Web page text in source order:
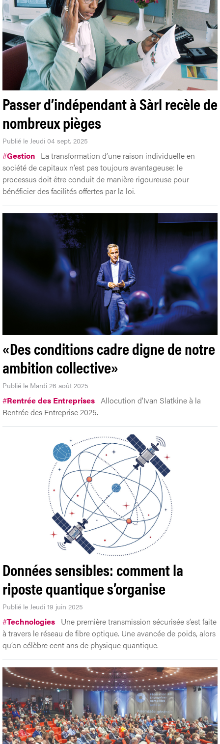
Passer d’indépendant à Sàrl recèle de
nombreux pièges
Publié le Jeudi 04 sept. 2025
#Gestion La transformation d’une raison individuelle en
société de capitaux n’est pas toujours avantageuse: le
processus doit être conduit de manière rigoureuse pour
bénéficier des facilités offertes par la loi.
«Des conditions cadre digne de notre
ambition collective»
Publié le Mardi 26 août 2025
#Rentrée des Entreprises Allocution d'Ivan Slatkine à la
Rentrée des Entreprise 2025.
Données sensibles: comment la
riposte quantique s’organise
Publié le Jeudi 19 juin 2025
#Technologies Une première transmission sécurisée s’est faite
à travers le réseau de fibre optique. Une avancée de poids, alors
qu’on célèbre cent ans de physique quantique.